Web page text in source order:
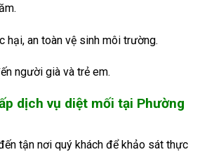
hại, an toàn vệ sinh môi trường.
người già và trẻ em.
dịch vụ diệt mối tại Phường
tận nơi quý khách để khảo sát thực